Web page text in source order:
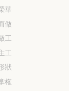
華
做
工
工
狀
權